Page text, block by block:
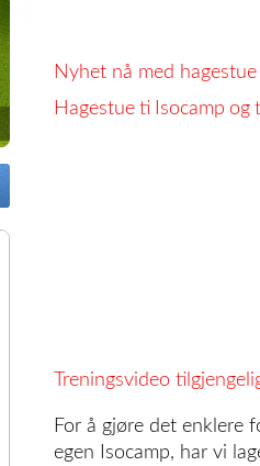
Nyhet nå med hagestue
Hagestue ti Isocamp og
Treningsvideo
For å gjøre det enklere
egen Isocamp, har vi